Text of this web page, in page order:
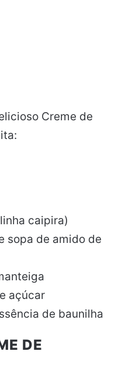
Creme de
caipira)
sopa de amido de
açúcar
de baunilha
DE